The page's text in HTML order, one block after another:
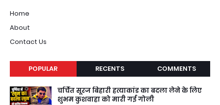
Home
About
Contact Us
POPULAR RECENTS COMMENTS
चर्चित सूरज बिहारी हत्याकांड का बदला लेने के लिए
शुभम कुशवाहा को मारी गई गोली